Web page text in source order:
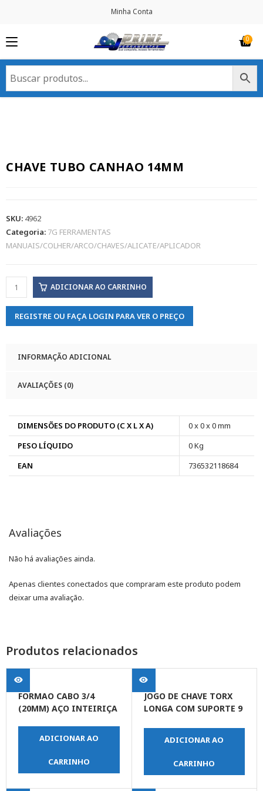
Minha Conta
CHAVE TUBO CANHAO 14MM
SKU: 4962
Categoria: 7G FERRAMENTAS
MANUAIS/COLHER/ARCO/CHAVES/ALICATE/APLICADOR
ADICIONAR AO CARRINHO
REGISTRE OU FAÇA LOGIN PARA VER O PREÇO
INFORMAÇÃO ADICIONAL
AVALIAÇÕES (0)
DIMENSÕES DO PRODUTO (C X L X A)
0 x 0 x 0 mm
PESO LÍQUIDO
0 Kg
EAN
736532118684
Avaliações
Não há avaliações ainda.
Apenas clientes conectados que compraram este produto podem
deixar uma avaliação.
Produtos relacionados
FORMAO CABO 3/4
(20MM) AÇO INTEIRIÇA
ADICIONAR AO
CARRINHO
JOGO DE CHAVE TORX
LONGA COM SUPORTE 9
ADICIONAR AO
CARRINHO